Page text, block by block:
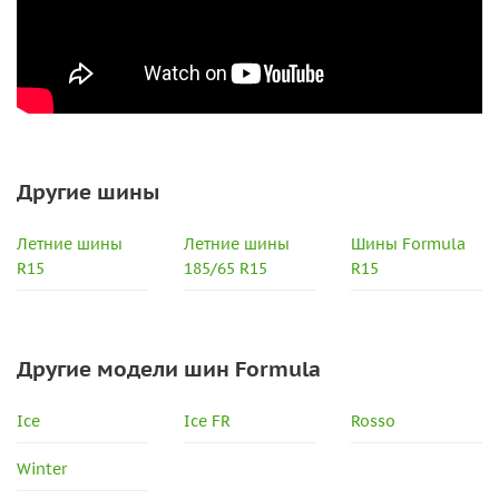
Другие шины
Летние шины
R15
Летние шины
185/65 R15
Шины Formula
R15
Другие модели шин Formula
Ice Ice FR Rosso
Winter